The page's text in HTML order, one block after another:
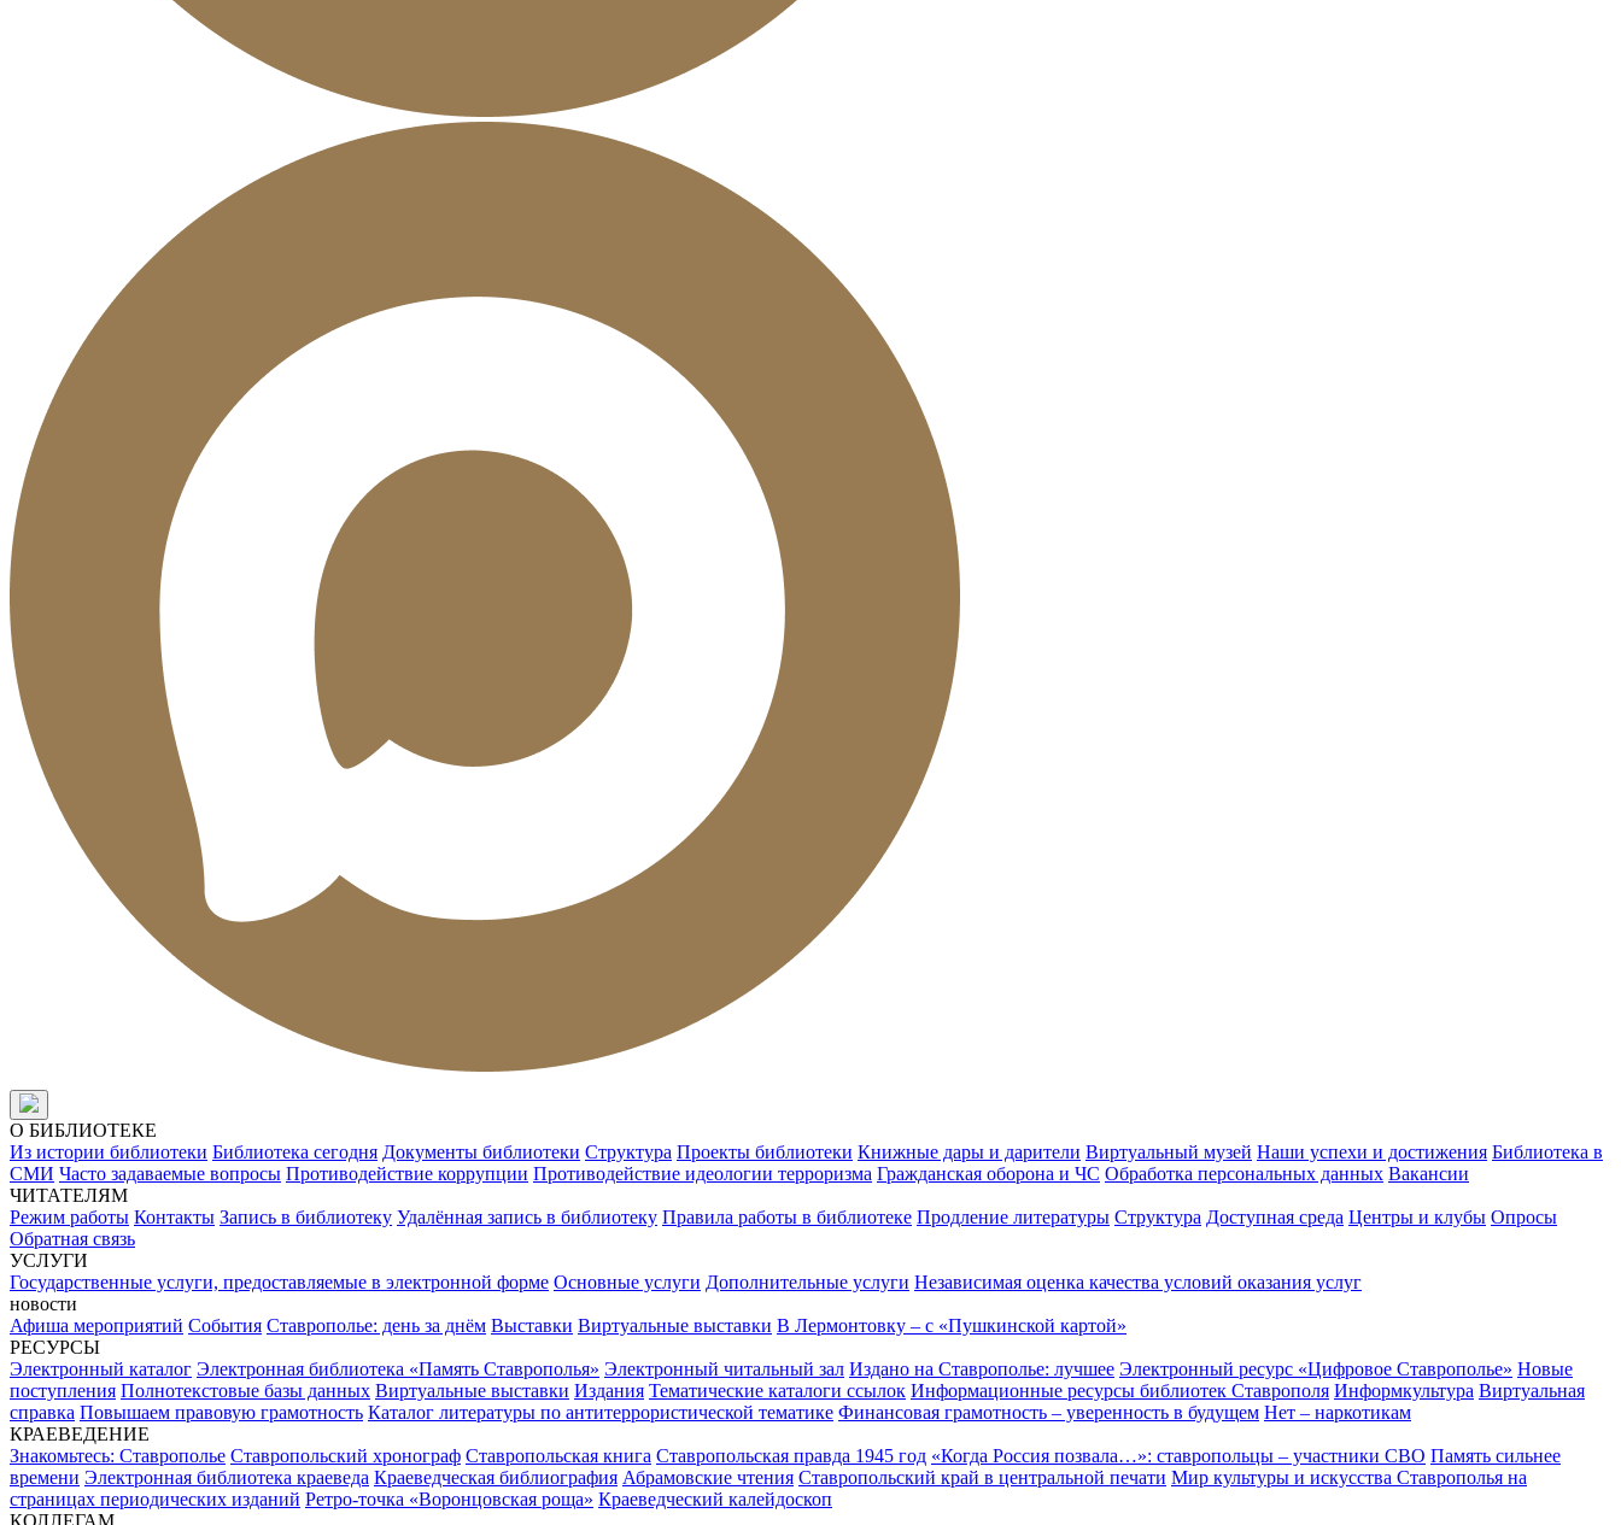
О БИБЛИОТЕКЕ
Из истории библиотеки Библиотека сегодня Документы библиотеки Структура Проекты библиотеки Книжные дары и дарители Виртуальный музей Наши успехи и достижения Библиотека в
СМИ Часто задаваемые вопросы Противодействие коррупции Противодействие идеологии терроризма Гражданская оборона и ЧС Обработка персональных данных Вакансии
ЧИТАТЕЛЯМ
Режим работы Контакты Запись в библиотеку Удалённая запись в библиотеку Правила работы в библиотеке Продление литературы Структура Доступная среда Центры и клубы Опросы
Обратная связь
УСЛУГИ
Государственные услуги, предоставляемые в электронной форме Основные услуги Дополнительные услуги Независимая оценка качества условий оказания услуг
новости
Афиша мероприятий События Ставрополье: день за днём Выставки Виртуальные выставки В Лермонтовку – с «Пушкинской картой»
РЕСУРСЫ
Электронный каталог Электронная библиотека «Память Ставрополья» Электронный читальный зал Издано на Ставрополье: лучшее Электронный ресурс «Цифровое Ставрополье» Новые
поступления Полнотекстовые базы данных Виртуальные выставки Издания Тематические каталоги ссылок Информационные ресурсы библиотек Ставрополя Информкультура Виртуальная
справка Повышаем правовую грамотность Каталог литературы по антитеррористической тематике Финансовая грамотность – уверенность в будущем Нет – наркотикам
КРАЕВЕДЕНИЕ
Знакомьтесь: Ставрополье Ставропольский хронограф Ставропольская книга Ставропольская правда 1945 год «Когда Россия позвала…»: ставропольцы – участники СВО Память сильнее
времени Электронная библиотека краеведа Краеведческая библиография Абрамовские чтения Ставропольский край в центральной печати Мир культуры и искусства Ставрополья на
страницах периодических изданий Ретро-точка «Воронцовская роща» Краеведческий калейдоскоп
КОЛЛЕГАМ